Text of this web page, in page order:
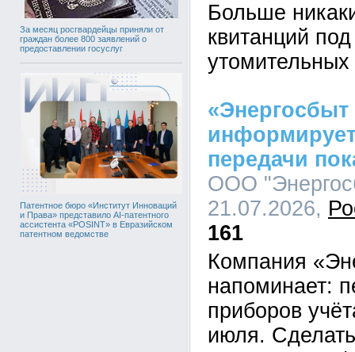
За месяц росгвардейцы приняли от
граждан более 800 заявлений о
предоставлении госуслуг
Патентное бюро «Институт Инноваций
и Права» представило AI-патентного
ассистента «POSINT» в Евразийском
патентном ведомстве
Больше
квитанций
«Энергосбыт
передачи
ООО
21.07.2026,
161
Компания
напоминает:
приборов
июля.